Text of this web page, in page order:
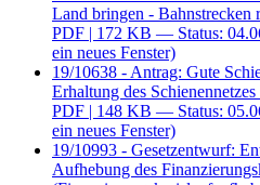
Land bringen - Bahnstrecken
PDF | 172 KB — Status:
ein neues Fenster)
19/10638 - Antrag: Gute
Erhaltung des
PDF | 148 KB — Status:
ein neues Fenster)
19/10993 - Gesetzentwurf:
Aufhebung des